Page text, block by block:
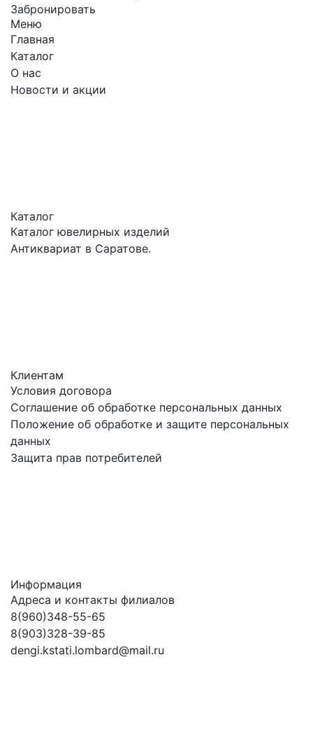
Забронировать
Меню
Главная
Каталог
О нас
Новости и акции
Каталог
Каталог ювелирных изделий
Антиквариат в Саратове.
Клиентам
Условия договора
Соглашение об обработке персональных данных
Положение об обработке и защите персональных
данных
Защита прав потребителей
Информация
Адреса и контакты филиалов
8(960)348-55-65
8(903)328-39-85
dengi.kstati.lombard@mail.ru